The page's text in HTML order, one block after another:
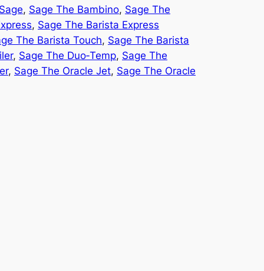
, Sage The Bambino, Sage The
, Sage The Barista Express
The Barista Touch, Sage The Barista
, Sage The Duo‑Temp, Sage The
, Sage The Oracle Jet, Sage The Oracle